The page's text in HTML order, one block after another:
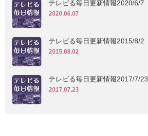
テレビる毎日更新情報2020/6/7
2020.06.07
テレビる毎日更新情報2015/8/2
2015.08.02
テレビる毎日更新情報2017/7/23
2017.07.23